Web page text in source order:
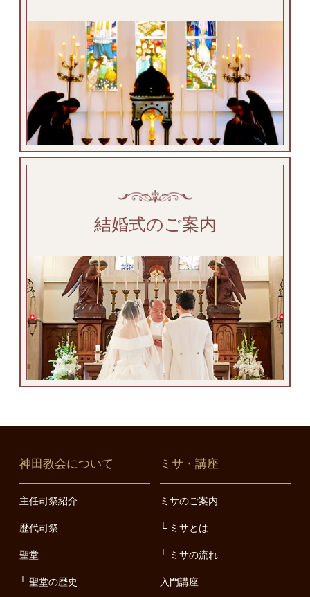
結婚式のご案内
神田教会について
主任司祭紹介
歴代司祭
聖堂
聖堂の歴史
ミサ・講座
ミサのご案内
ミサとは
ミサの流れ
入門講座